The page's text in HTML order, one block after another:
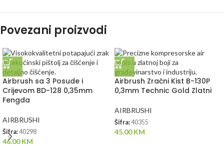
Povezani proizvodi
Airbrush sa 3 Posude i
Crijevom BD-128 0,35mm
Fengda
AIRBRUSHI
Šifra:40298
46.00KM
Airbrush Zračni Kist B-130P
0,3mm Technic Gold Zlatni
AIRBRUSHI
Šifra:40355
45.00KM